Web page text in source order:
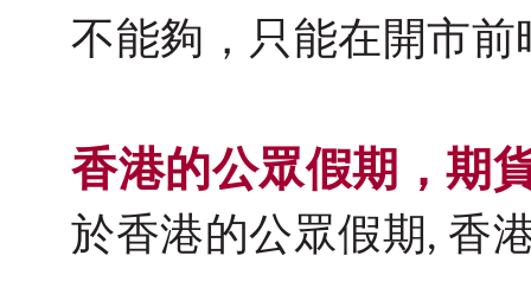
不能夠，只能在開市
香港的公眾假期，期
於香港的公眾假期, 香